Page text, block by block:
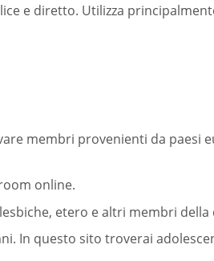
e diretto. Utilizza
membri provenienti da paesi
online.
etero e altri membri della
In questo sito troverai